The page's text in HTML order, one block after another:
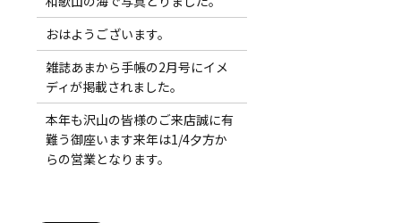
おはようございます。
雑誌あまから手帳の2月号にイメ
ディが掲載されました。
本年も沢山の皆様のご来店誠に有
難う御座います来年は1/4夕方か
らの営業となります。